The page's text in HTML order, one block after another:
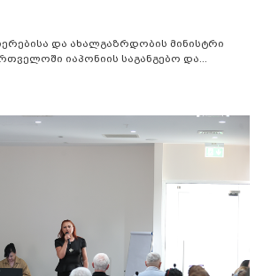
და ახალგაზრდობის მინისტრი
იაპონიის საგანგებო და...